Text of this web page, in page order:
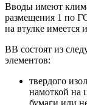
Вводы имеют
размещения 1 по
на втулке
ВВ состоят из
элементов:
твердого
намоткой на
бумаги или